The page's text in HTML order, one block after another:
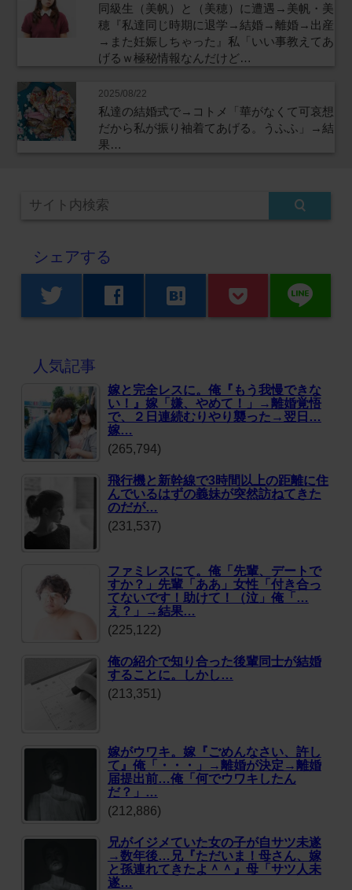
同級生（美帆）と（美穂）に遭遇→美帆・美
穂『私達同じ時期に退学→結婚→離婚→出産
→また妊娠しちゃった』私「いい事教えてあ
げるｗ極秘情報なんだけど…
2025/08/22
私達の結婚式で→コトメ「華がなくて可哀想
だから私が振り袖着てあげる。うふふ」→結
果…
シェアする
twitter facebook hatenabookmark line
人気記事
嫁と完全レスに。俺『もう我慢できな
い！』嫁「嫌、やめて！」→離婚覚悟
で、２日連続むりやり襲った→翌日…
嫁…
(265,794)
飛行機と新幹線で3時間以上の距離に住
んでいるはずの義妹が突然訪ねてきた
のだが…
(231,537)
ファミレスにて。俺「先輩、デートで
すか？」先輩「ああ」女性「付き合っ
てないです！助けて！（泣」俺「…
え？」→結果…
(225,122)
俺の紹介で知り合った後輩同士が結婚
することに。しかし…
(213,351)
嫁がウワキ。嫁『ごめんなさい、許し
て』俺「・・・」→離婚が決定→離婚
届提出前…俺「何でウワキしたん
だ？」…
(212,886)
兄がイジメていた女の子が自サツ未遂
→数年後…兄『ただいま！母さん、嫁
と孫連れてきたよ＾＾』母「サツ人未
遂…